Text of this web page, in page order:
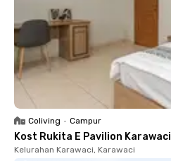
Coliving • Campur
Kost Rukita E Pavilion Karawaci
Kelurahan Karawaci, Karawaci